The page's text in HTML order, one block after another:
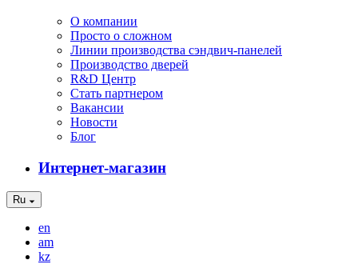
О компании
Просто о сложном
Линии производства сэндвич-панелей
Производство дверей
R&D Центр
Стать партнером
Вакансии
Новости
Блог
Интернет-магазин
Ru
en
am
kz